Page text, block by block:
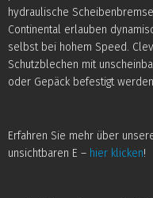
hydraulische
Continental erlauben
selbst bei hohem Speed.
Schutzblechen mit
oder Gepäck befestigt
Erfahren Sie mehr über
unsichtbaren E – hier klicken!